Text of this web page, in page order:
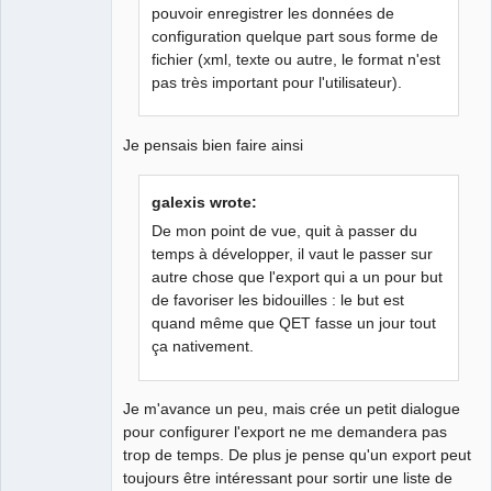
pouvoir enregistrer les données de
configuration quelque part sous forme de
fichier (xml, texte ou autre, le format n'est
pas très important pour l'utilisateur).
Je pensais bien faire ainsi
galexis wrote:
De mon point de vue, quit à passer du
temps à développer, il vaut le passer sur
autre chose que l'export qui a un pour but
de favoriser les bidouilles : le but est
quand même que QET fasse un jour tout
ça nativement.
Je m'avance un peu, mais crée un petit dialogue
pour configurer l'export ne me demandera pas
trop de temps. De plus je pense qu'un export peut
toujours être intéressant pour sortir une liste de